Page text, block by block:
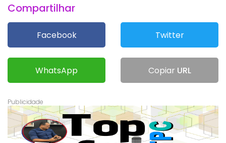
Compartilhar
Facebook Twitter
WhatsApp Copiar URL